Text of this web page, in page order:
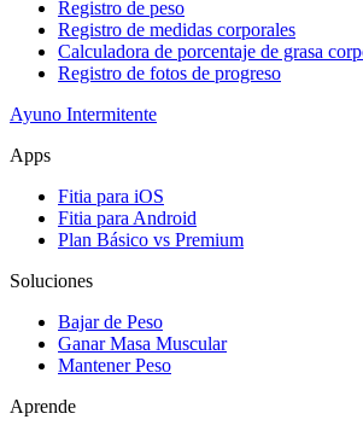
Registro de peso
Registro de medidas corporales
Calculadora de porcentaje de grasa
Registro de fotos de progreso
Ayuno Intermitente
Apps
Fitia para iOS
Fitia para Android
Plan Básico vs Premium
Soluciones
Bajar de Peso
Ganar Masa Muscular
Mantener Peso
Aprende